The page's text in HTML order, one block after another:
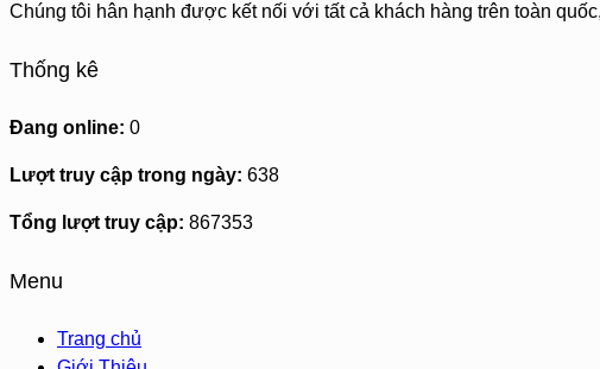
Chúng tôi hân hạnh được kết nối với tất cả khách hàng trên toàn
Thống kê
Đang online: 0
Lượt truy cập trong ngày: 638
Tổng lượt truy cập: 867353
Menu
Trang chủ